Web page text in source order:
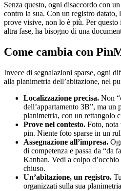
Senza questo, ogni disaccordo con
contro la sua. Con un registro datato,
prove visive, non lo è più. Per
altra fase, ha bisogno di una
Come cambia con
Invece di segnalazioni sparse, ogni
alla planimetria dell’abitazione, nel
Localizzazione precisa. Non
dell’appartamento 3B”, ma un
planimetria, con un rettangolo
Prove nel contesto. Foto, nota
pin. Niente foto sparse in un
Assegnazione all’impresa.
di competenza e passa da “da
Kanban. Vedi a colpo d’occhio
chiuso.
Un’abitazione, un registro.
organizzati sulla sua